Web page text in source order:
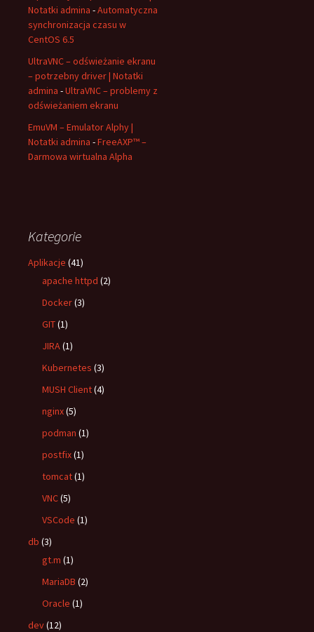
Notatki admina -Automatyczna
synchronizacja czasu w
CentOS 6.5
UltraVNC – odświeżanie ekranu
– potrzebny driver | Notatki
admina -UltraVNC – problemy z
odświeżaniem ekranu
EmuVM – Emulator Alphy |
Notatki admina -FreeAXP™ –
Darmowa wirtualna Alpha
Kategorie
Aplikacje (41)
apache httpd (2)
Docker(3)
GIT(1)
JIRA(1)
Kubernetes (3)
MUSH Client(4)
nginx(5)
podman (1)
postfix(1)
tomcat(1)
VNC(5)
VSCode (1)
db (3)
gt.m (1)
MariaDB (2)
Oracle (1)
dev(12)